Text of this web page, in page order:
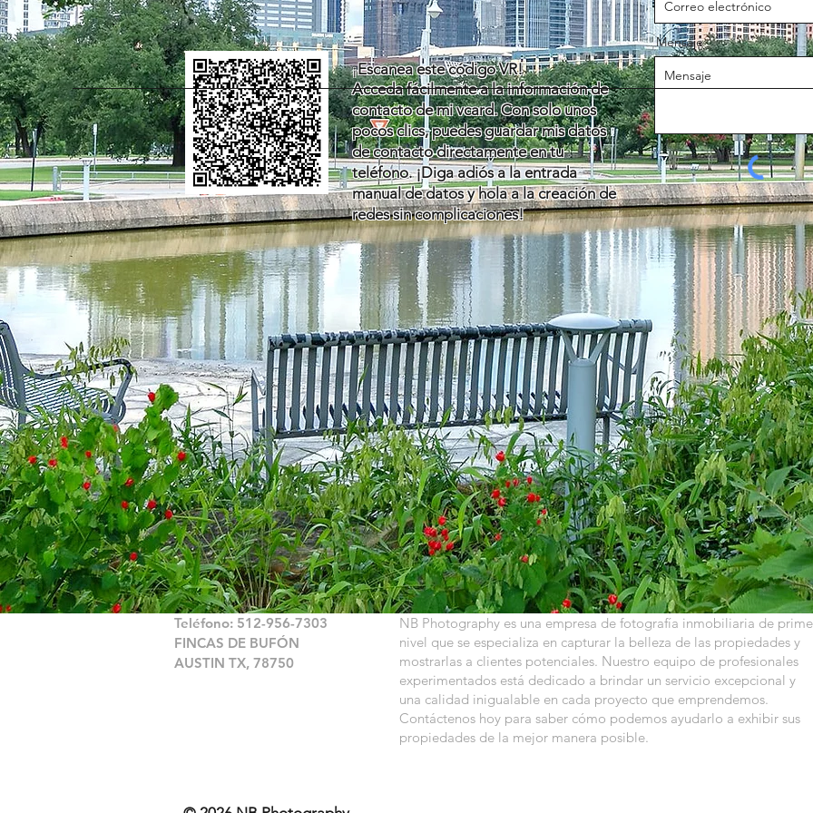
¡Escanea este código VR!
Acceda fácilmente a la información de
contacto de mi vcard. Con solo unos
pocos clics, puedes guardar mis datos
de contacto directamente en tu
teléfono. ¡Diga adiós a la entrada
manual de datos y hola a la creación de
redes sin complicaciones!
Mensaje
Teléfono: 512-956-7303
FINCAS DE BUFÓN
AUSTIN TX, 78750
NB Photography es una empresa de fotografía inmobiliaria de
nivel que se especializa en capturar la belleza de las propiedades y
mostrarlas a clientes potenciales. Nuestro equipo de profesionales
experimentados está dedicado a brindar un servicio excepcional y
una calidad inigualable en cada proyecto que emprendemos.
Contáctenos hoy para saber cómo podemos ayudarlo a exhibir sus
propiedades de la mejor manera posible.